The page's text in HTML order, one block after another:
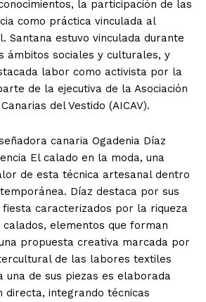
la participación de las
como práctica vinculada al
Santana estuvo vinculada durante
ámbitos sociales y culturales, y
labor como activista por la
de la ejecutiva de la Asociación
del Vestido (AICAV).
canaria Ogadenia Díaz
El calado en la moda, una
de esta técnica artesanal dentro
Díaz destaca por sus
fiesta caracterizados por la riqueza
elementos que forman
propuesta creativa marcada por
de las labores textiles
una de sus piezas es elaborada
directa, integrando técnicas